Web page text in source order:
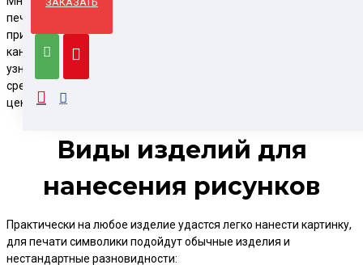
печать, чтобы преподнести близкому человеку или коллеге
приятный подарок или, напечатав эмблему фирмы на
канцелярских принадлежностях, сделать бренд более
узнаваемым: так же популярна и
среди начинающих и опытных предпринимателей, понимающих
ценность данного маркетингового хода.
Виды изделий для
нанесения рисунков
Практически на любое изделие удастся легко нанести картинку,
для печати символики подойдут обычные изделия и
нестандартные разновидности: